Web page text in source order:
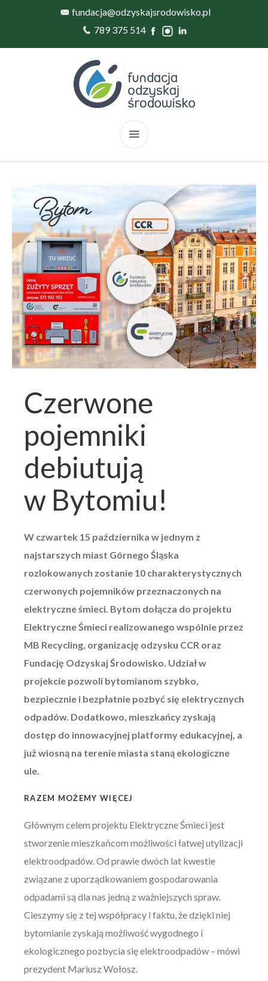
fundacja@odzyskajsrodowisko.pl
789 375 514
Czerwone
pojemniki
debiutują
w Bytomiu!
W czwartek 15 października w jednym z
najstarszych miast Górnego Śląska
rozlokowanych zostanie 10 charakterystycznych
czerwonych pojemników przeznaczonych na
elektryczne śmieci. Bytom dołącza do projektu
Elektryczne Śmieci realizowanego wspólnie przez
MB Recycling, organizację odzysku CCR oraz
Fundację Odzyskaj Środowisko. Udział w
projekcie pozwoli bytomianom szybko,
bezpiecznie i bezpłatnie pozbyć się elektrycznych
odpadów. Dodatkowo, mieszkańcy zyskają
dostęp do innowacyjnej platformy edukacyjnej, a
już wiosną na terenie miasta staną ekologiczne
ule.
RAZEM MOŻEMY WIĘCEJ
Głównym celem projektu Elektryczne Śmieci jest
stworzenie mieszkańcom możliwości łatwej utylizacji
elektroodpadów. Od prawie dwóch lat kwestie
związane z uporządkowaniem gospodarowania
odpadami są dla nas jedną z ważniejszych spraw.
Cieszymy się z tej współpracy i faktu, że dzięki niej
bytomianie zyskają możliwość wygodnego i
ekologicznego pozbycia się elektroodpadów – mówi
prezydent Mariusz Wołosz.